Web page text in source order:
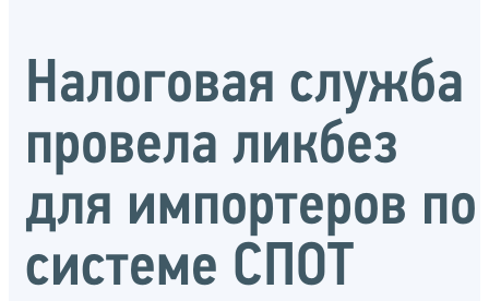
Налоговая служба
провела ликбез
для импортеров по
системе СПОТ